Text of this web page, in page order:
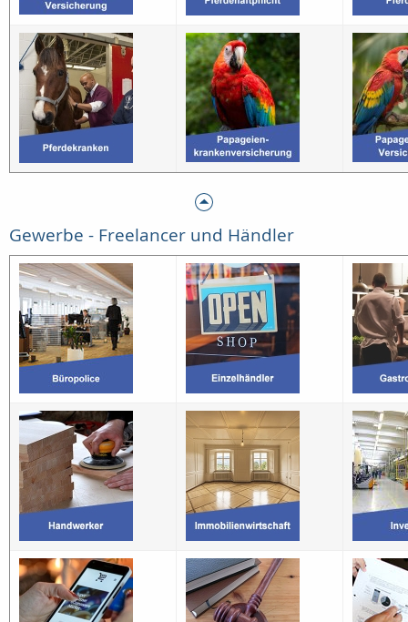
Gewerbe - Freelancer und Händler